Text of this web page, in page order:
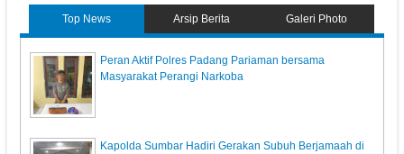
Top News Arsip Berita Galeri Photo
Peran Aktif Polres Padang Pariaman bersama
Masyarakat Perangi Narkoba
Kapolda Sumbar Hadiri Gerakan Subuh Berjamaah di